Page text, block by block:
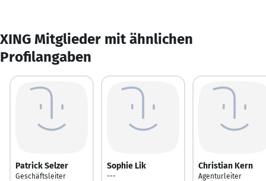
XING Mitglieder mit ähnlichen
Profilangaben
Patrick Selzer
Geschäftsleiter
Sophie Lik
---
Christian Kern
Agenturleiter